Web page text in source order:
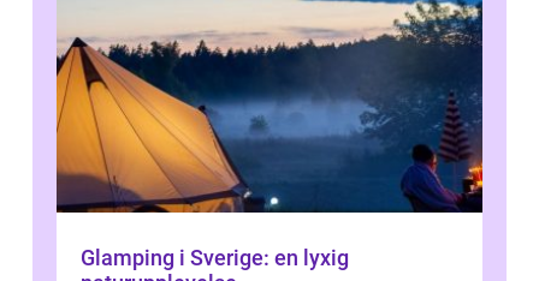
Glamping i Sverige: en lyxig